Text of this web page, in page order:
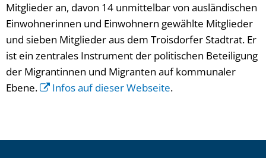
Mitglieder an, davon 14 unmittelbar von ausländischen
Einwohnerinnen und Einwohnern gewählte Mitglieder
und sieben Mitglieder aus dem Troisdorfer Stadtrat. Er
ist ein zentrales Instrument der politischen Beteiligung
der Migrantinnen und Migranten auf kommunaler
Ebene.
Infos auf dieser Webseite.